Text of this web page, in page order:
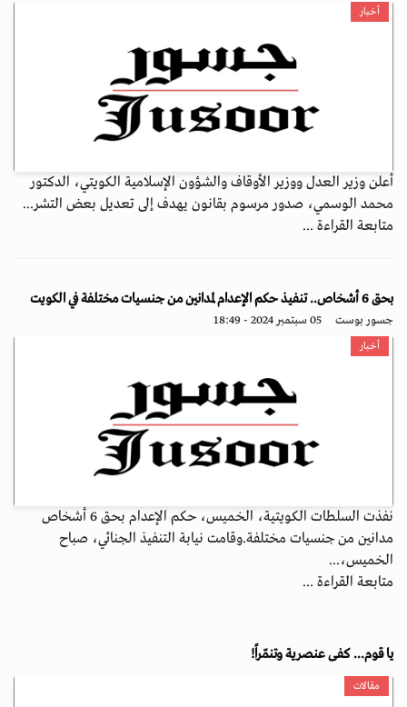
أخبار
أعلن وزير العدل ووزير الأوقاف والشؤون الإسلامية الكويتي، الدكتور
محمد الوسمي، صدور مرسوم بقانون يهدف إلى تعديل بعض التشر...
متابعة القراءة ...
بحق 6 أشخاص.. تنفيذ حكم الإعدام لمدانين من جنسيات مختلفة في الكويت
جسور بوست 05 سبتمبر 2024 - 18:49
أخبار
نفذت السلطات الكويتية، الخميس، حكم الإعدام بحق 6 أشخاص
مدانين من جنسيات مختلفة.وقامت نيابة التنفيذ الجنائي، صباح
الخميس،...
متابعة القراءة ...
يا قوم... كفى عنصرية وتنمّراً!
مقالات